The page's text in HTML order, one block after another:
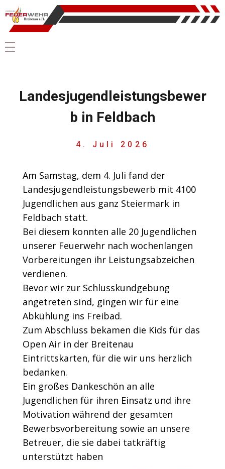
Landesjugendleistungsbewer
b in Feldbach
4. Juli 2026
Am Samstag, dem 4. Juli fand der
Landesjugendleistungsbewerb mit 4100
Jugendlichen aus ganz Steiermark in
Feldbach statt.
Bei diesem konnten alle 20 Jugendlichen
unserer Feuerwehr nach wochenlangen
Vorbereitungen ihr Leistungsabzeichen
verdienen.
Bevor wir zur Schlusskundgebung
angetreten sind, gingen wir für eine
Abkühlung ins Freibad.
Zum Abschluss bekamen die Kids für das
Open Air in der Breitenau
Eintrittskarten, für die wir uns herzlich
bedanken.
Ein großes Dankeschön an alle
Jugendlichen für ihren Einsatz und ihre
Motivation während der gesamten
Bewerbsvorbereitung sowie an unsere
Betreuer, die sie dabei tatkräftig
unterstützt haben